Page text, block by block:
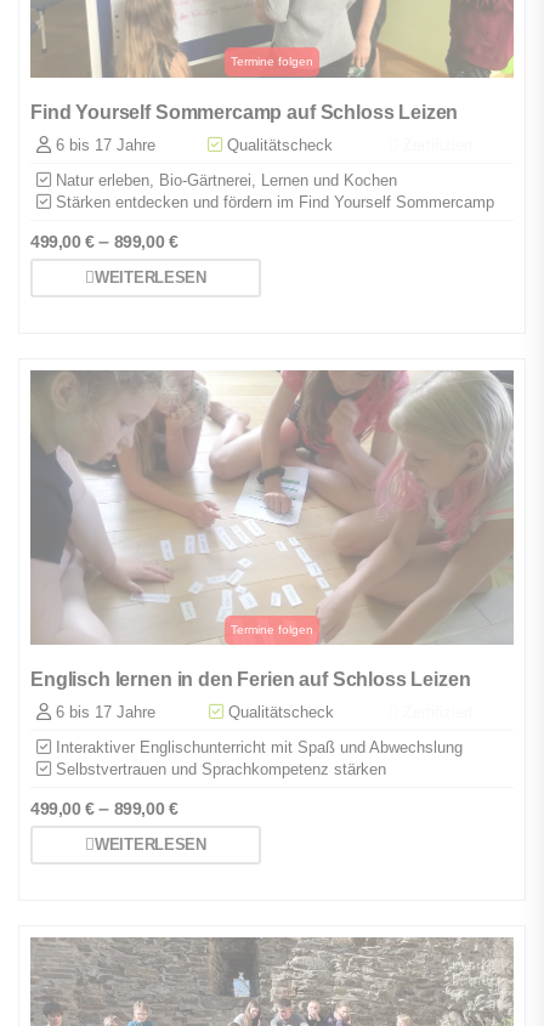
Find Yourself Sommercamp auf Schloss Leizen
6 bis 17 Jahre Qualitätscheck
Natur erleben, Bio-Gärtnerei, Lernen und Kochen
Stärken entdecken und fördern im Find Yourself Sommercamp
499,00€– 899,00€
WEITERLESEN
Englisch lernen in den Ferien auf Schloss Leizen
6 bis 17 Jahre Qualitätscheck
Interaktiver Englischunterricht mit Spaß und Abwechslung
Selbstvertrauen und Sprachkompetenz stärken
499,00€– 899,00€
WEITERLESEN